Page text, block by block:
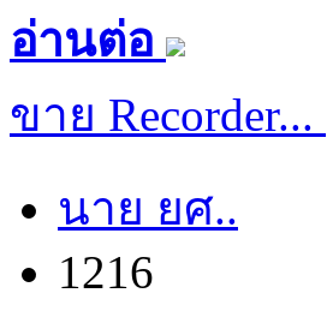
อ่านต่อ
ขาย Recorder...
นาย ยศ..
1216